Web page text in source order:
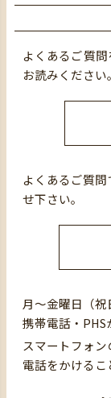
よくあるご質
お読みください。
よくあるご質
せ下さい。
月～金曜日（祝
携帯電話・PHS
スマートフォ
電話をかけるこ